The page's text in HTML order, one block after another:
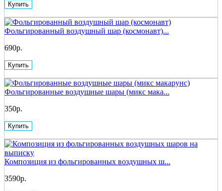
Купить
Фольгированный воздушный шар (космонавт)...
690р.
Купить
Фольгированные воздушные шары (микс мака...
350р.
Купить
Композиция из фольгированных воздушных ш...
3590р.